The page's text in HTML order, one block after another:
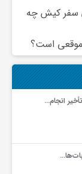
سفر کیش چه
موقعی است؟
انجام…